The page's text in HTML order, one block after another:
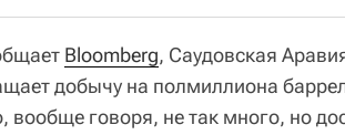
Bloomberg, Саудовская
добычу на полмиллиона
вообще говоря, не так много, но